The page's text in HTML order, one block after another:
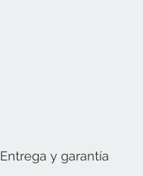
Entrega y garantía